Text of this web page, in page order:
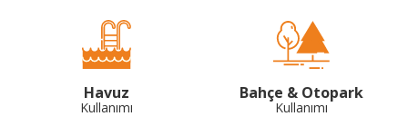
Havuz
Kullanımı
Bahçe & Otopark
Kullanımı